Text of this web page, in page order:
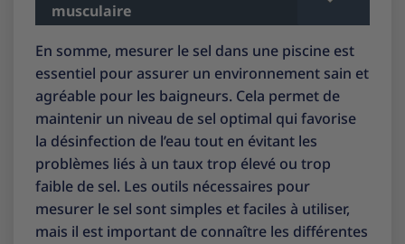
musculaire
En somme, mesurer le sel dans une piscine est
essentiel pour assurer un environnement sain et
agréable pour les baigneurs. Cela permet de
maintenir un niveau de sel optimal qui favorise
la désinfection de l’eau tout en évitant les
problèmes liés à un taux trop élevé ou trop
faible de sel. Les outils nécessaires pour
mesurer le sel sont simples et faciles à utiliser,
mais il est important de connaître les différentes